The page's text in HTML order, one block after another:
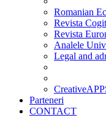
Romanian
Revista
Revista
Analele
Legal and
Parteneri
CONTACT